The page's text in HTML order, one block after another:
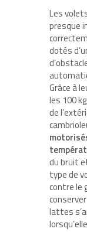
Les
presque
dotés
Grâce à
les 100
de
du bruit
type de
contre le
lattes